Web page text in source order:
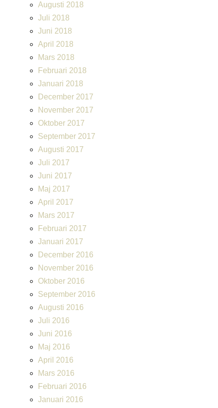
Augusti 2018
Juli 2018
Juni 2018
April 2018
Mars 2018
Februari 2018
Januari 2018
December 2017
November 2017
Oktober 2017
September 2017
Augusti 2017
Juli 2017
Juni 2017
Maj 2017
April 2017
Mars 2017
Februari 2017
Januari 2017
December 2016
November 2016
Oktober 2016
September 2016
Augusti 2016
Juli 2016
Juni 2016
Maj 2016
April 2016
Mars 2016
Februari 2016
Januari 2016